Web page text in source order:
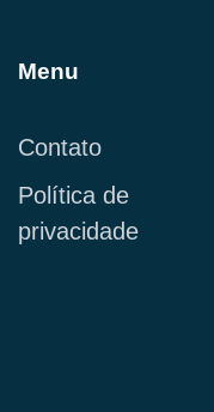
Menu
Contato
Política de
privacidade